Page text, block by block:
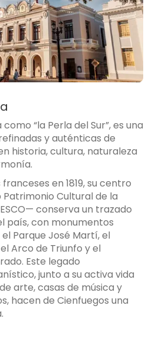
“la Perla del Sur”, es una
y auténticas de
historia, cultura, naturaleza
en 1819, su centro
Cultural de la
conserva un trazado
país, con monumentos
Parque José Martí, el
Arco de Triunfo y el
Este legado
junto a su activa vida
arte, casas de música y
hacen de Cienfuegos una